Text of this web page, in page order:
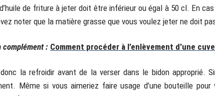
de friture à jeter doit être inférieur ou égal à 50 cl. En
noter que la matière grasse que vous voulez jeter ne doit
complément : Comment procéder à l’enlèvement d'une
la refroidir avant de la verser dans le bidon approprié.
Même si vous aimeriez faire usage d’une bouteille